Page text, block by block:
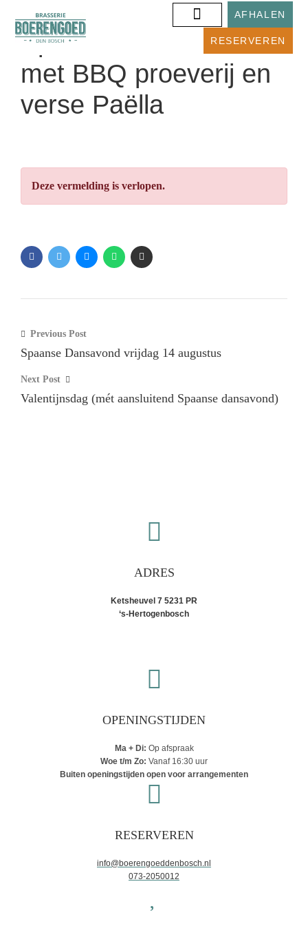
AFHALEN
RESERVEREN
Spaanse Dansmatinee
met BBQ proeverij en
verse Paëlla
Deze vermelding is verlopen.
Previous Post
Spaanse Dansavond vrijdag 14 augustus
Next Post
Valentijnsdag (mét aansluitend Spaanse dansavond)
ADRES
Ketsheuvel 7 5231 PR
‘s-Hertogenbosch
OPENINGSTIJDEN
Ma + Di: Op afspraak
Woe t/m Zo: Vanaf 16:30 uur
Buiten openingstijden open voor arrangementen
RESERVEREN
info@boerengoeddenbosch.nl
073-2050012